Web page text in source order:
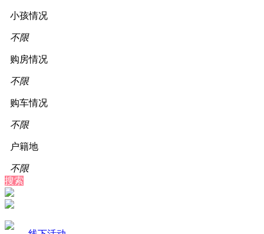
小孩情况
不限
购房情况
不限
购车情况
不限
户籍地
不限
搜索